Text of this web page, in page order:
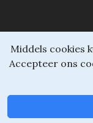
Middels cookies
Accepteer ons